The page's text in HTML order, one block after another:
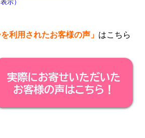
利用されたお客様の声」 はこちら